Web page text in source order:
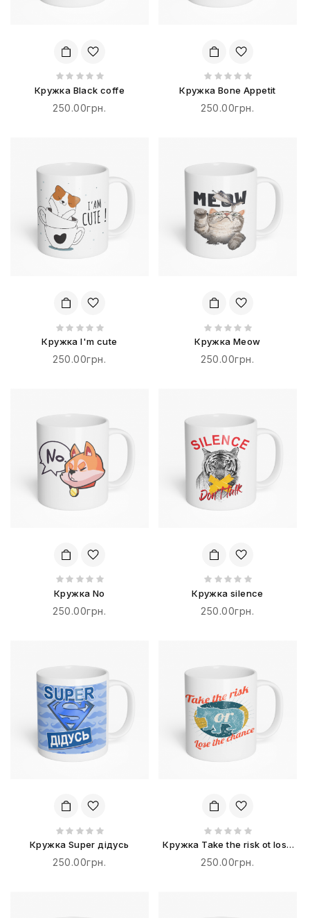
Кружка Black coffe
250.00грн.
Кружка Bone Appetit
250.00грн.
Кружка I'm cute
250.00грн.
Кружка Meow
250.00грн.
Кружка No
250.00грн.
Кружка silence
250.00грн.
Кружка Super дідусь
250.00грн.
Кружка Take the risk ot lose
the chance
250.00грн.